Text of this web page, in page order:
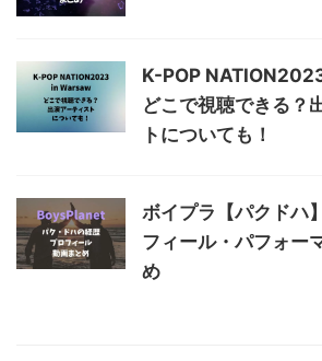
K-POP
どこで視聴できる？
トについても！
ボイプラ【パクドハ
フィール・パフォー
め